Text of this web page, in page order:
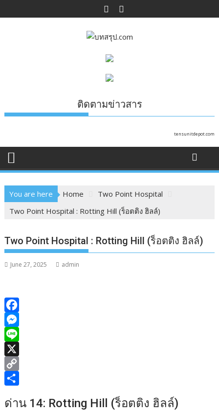
to
ติดตามข่าวสาร
tensunitdepot.com
You are here Home
Two Point Hospital
Two Point Hospital : Rotting Hill (ร็อตติง ฮิลล์)
Two Point Hospital : Rotting Hill (ร็อตติง ฮิลล์)
June 27, 2025 admin
F
a
c
e
b
o
M
e
s
s
n
L
n
X
C
p
h
ด่าน 14: Rotting Hill (ร็อตติง ฮิลล์)